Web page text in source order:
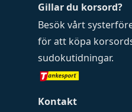
Gillar du korsord?
Besök vårt
för att köpa
sudokutidningar.
Kontakt